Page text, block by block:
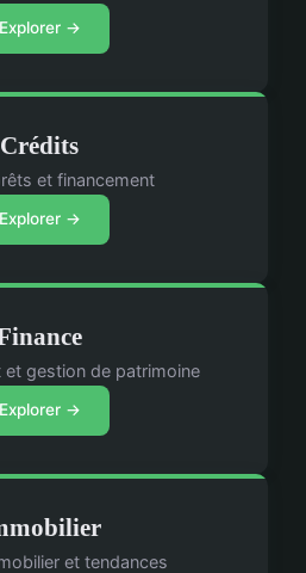
Explorer →
Crédits
et financement
Explorer →
et gestion de patrimoine
Explorer →
et tendances